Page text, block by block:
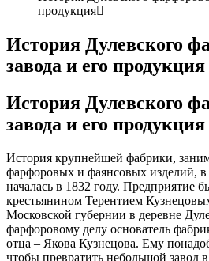
продукция
История Дулевского
завода и его продукция
История Дулевского
завода и его продукция
История крупнейшей фабрики,
фарфоровых и фаянсовых изделий, в
началась в 1832 году. Предприятие
крестьянином Терентием
Московской губернии в деревне
фарфоровому делу основатель
отца – Якова Кузнецова. Ему
чтобы превратить небольшой завод